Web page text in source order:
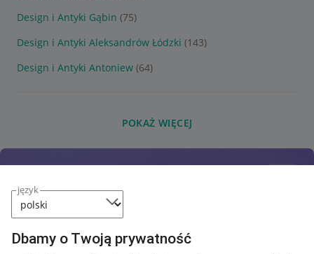
język
Dbamy o Twoją prywatność
Design i Antyki Gąbin (75)
Design i Antyki Aleksandrów Łódzki (143)
Design i Antyki Antoniew (64)
POKAŻ WIĘCEJ